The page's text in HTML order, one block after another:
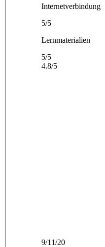
Internetverbindung
5/5
Lernmaterialien
5/5
4.8/5
9/11/20